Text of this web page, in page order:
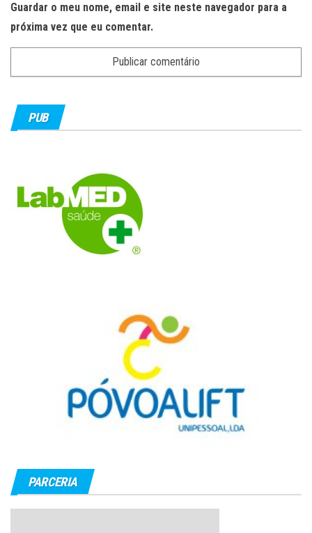
Guardar o meu nome, email e site neste navegador para a
próxima vez que eu comentar.
PUB
PARCERIA